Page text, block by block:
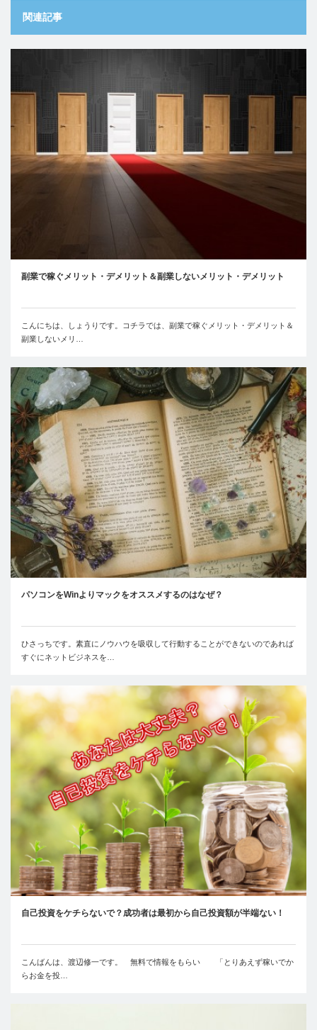
関連記事
副業で稼ぐメリット・デメリット＆副業しないメリット・デメリット
こんにちは、しょうりです。コチラでは、副業で稼ぐメリット・デメリット＆
副業しないメリ…
パソコンをWinよりマックをオススメするのはなぜ？
ひさっちです。素直にノウハウを吸収して行動することができないのであれば
すぐにネットビジネスを…
自己投資をケチらないで？成功者は最初から自己投資額が半端ない！
こんばんは、渡辺修一です。 無料で情報をもらい 「とりあえず稼いでか
らお金を投…